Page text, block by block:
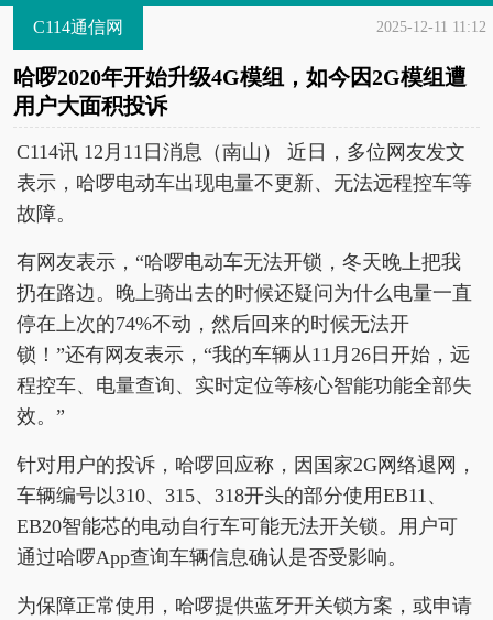
C114通信网 2025-12-11 11:12
哈啰2020年开始升级4G模组，如今因2G模组遭
用户大面积投诉
C114讯 12月11日消息（南山） 近日，多位网友发文
表示，哈啰电动车出现电量不更新、无法远程控车等
故障。
有网友表示，“哈啰电动车无法开锁，冬天晚上把我
扔在路边。晚上骑出去的时候还疑问为什么电量一直
停在上次的74%不动，然后回来的时候无法开
锁！”还有网友表示，“我的车辆从11月26日开始，远
程控车、电量查询、实时定位等核心智能功能全部失
效。”
针对用户的投诉，哈啰回应称，因国家2G网络退网，
车辆编号以310、315、318开头的部分使用EB11、
EB20智能芯的电动自行车可能无法开关锁。用户可
通过哈啰App查询车辆信息确认是否受影响。
为保障正常使用，哈啰提供蓝牙开关锁方案，或申请